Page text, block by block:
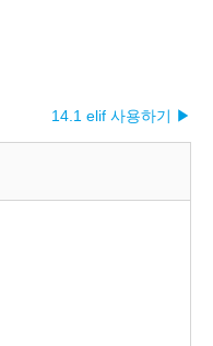
14.1 elif 사용하기 ▶︎